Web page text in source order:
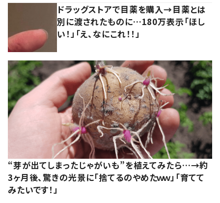
ドラッグストアで目薬を購入→目薬とは
別に渡されたものに…180万表示「ほし
い！」「え、なにこれ！！」
“芽が出てしまったじゃがいも”を植えてみたら…→約
3ヶ月後、驚きの光景に「捨てるのやめたｗｗ」「育てて
みたいです！」